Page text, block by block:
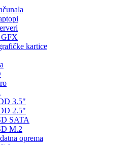
GFX
kartice
3.5"
2.5"
SATA
M.2
oprema